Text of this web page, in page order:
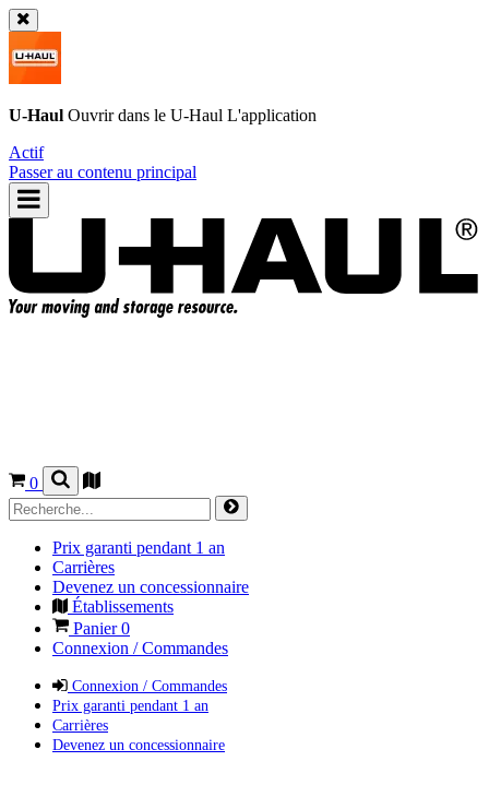
U-Haul Ouvrir dans le U-Haul L'application
Actif
Passer au contenu principal
0
Prix garanti pendant 1 an
Carrières
Devenez un concessionnaire
Établissements
Panier0
Connexion / Commandes
Connexion / Commandes
Prix garanti pendant 1 an
Carrières
Devenez un concessionnaire